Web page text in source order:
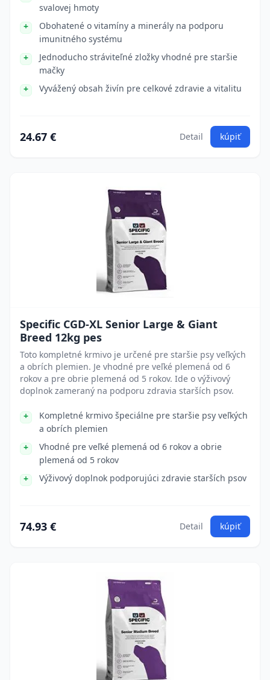
svalovej hmoty
Obohatené o vitamíny a minerály na podporu
imunitného systému
Jednoducho stráviteľné zložky vhodné pre staršie
mačky
Vyvážený obsah živín pre celkové zdravie a vitalitu
24.67 € Detail kúpiť
Specific CGD-XL Senior Large & Giant
Breed 12kg pes
Toto kompletné krmivo je určené pre staršie psy veľkých
a obrích plemien. Je vhodné pre veľké plemená od 6
rokov a pre obrie plemená od 5 rokov. Ide o výživový
doplnok zameraný na podporu zdravia starších psov.
Kompletné krmivo špeciálne pre staršie psy veľkých
a obrích plemien
Vhodné pre veľké plemená od 6 rokov a obrie
plemená od 5 rokov
Výživový doplnok podporujúci zdravie starších psov
74.93 € Detail kúpiť